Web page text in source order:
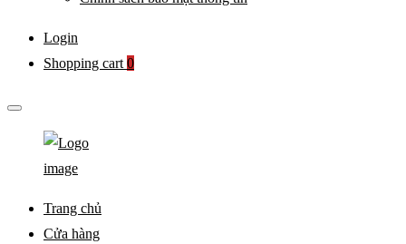
Login
Shopping cart 0
VIETNAM
Primary
Menu
Trang chủ
Cửa hàng